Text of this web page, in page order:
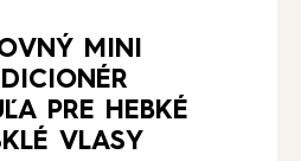
MINI
PRE HEBKÉ
VLASY